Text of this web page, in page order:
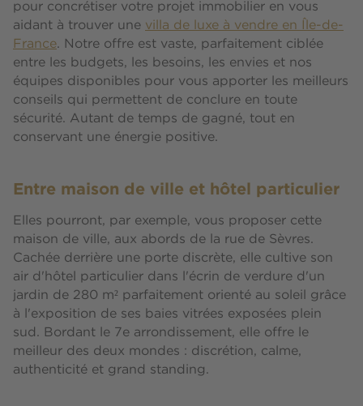
pour concrétiser votre projet immobilier en vous
aidant à trouver une villa de luxe à vendre en Île-de-
France. Notre offre est vaste, parfaitement ciblée
entre les budgets, les besoins, les envies et nos
équipes disponibles pour vous apporter les meilleurs
conseils qui permettent de conclure en toute
sécurité. Autant de temps de gagné, tout en
conservant une énergie positive.
Entre maison de ville et hôtel particulier
Elles pourront, par exemple, vous proposer cette
maison de ville, aux abords de la rue de Sèvres.
Cachée derrière une porte discrète, elle cultive son
air d'hôtel particulier dans l'écrin de verdure d'un
jardin de 280 m² parfaitement orienté au soleil grâce
à l'exposition de ses baies vitrées exposées plein
sud. Bordant le 7e arrondissement, elle offre le
meilleur des deux mondes : discrétion, calme,
authenticité et grand standing.